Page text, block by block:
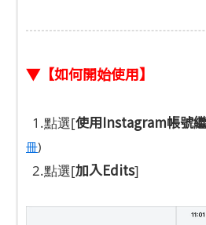
▼【如何開始使用】
1.點選[使用Instagram帳號
冊)
2.點選[加入Edits]